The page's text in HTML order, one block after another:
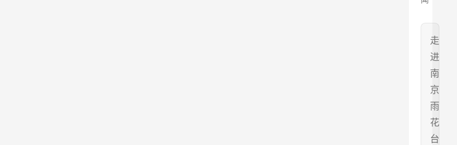
走
进
南
京
雨
花
台